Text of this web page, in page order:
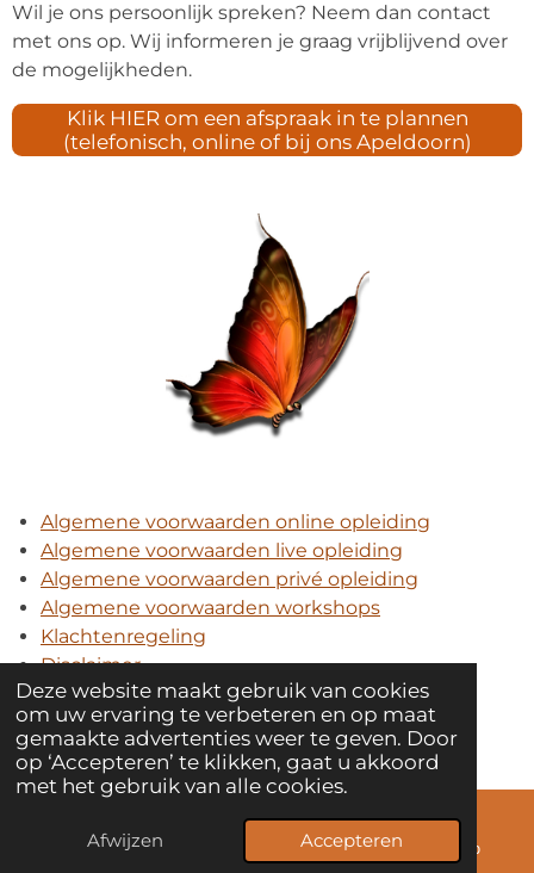
Deze website maakt gebruik van cookies
om uw ervaring te verbeteren en op maat
gemaakte advertenties weer te geven. Door
op ‘Accepteren’ te klikken, gaat u akkoord
met het gebruik van alle cookies.
Afwijzen Accepteren
Wil je ons persoonlijk spreken? Neem dan contact
met ons op. Wij informeren je graag vrijblijvend over
de mogelijkheden.
Klik HIER om een afspraak in te plannen
(telefonisch, online of bij ons Apeldoorn)
Algemene voorwaarden online opleiding
Algemene voorwaarden live opleiding
Algemene voorwaarden privé opleiding
Algemene voorwaarden workshops
Klachtenregeling
Disclaimer
Privacy Policy
Bedrijfsinformatie
© 2008 Magie van Kindercoaching
E-mailadres Telefoonnummer WhatsApp